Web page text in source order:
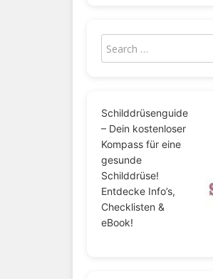
Schilddrüsenguide
– Dein kostenloser
Kompass für eine
gesunde
Schilddrüse!
Entdecke Info’s,
Checklisten &
eBook!